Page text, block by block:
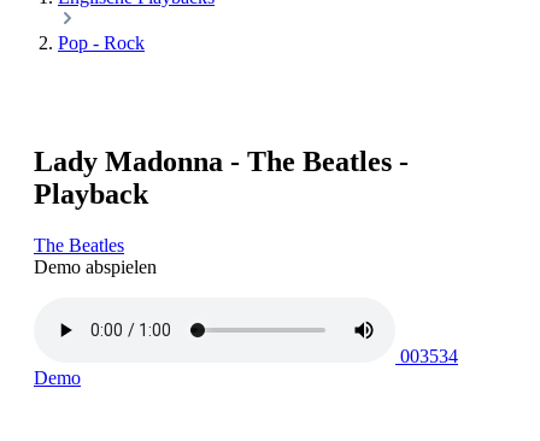
Pop - Rock
Lady Madonna - The Beatles -
Playback
The Beatles
Demo abspielen
003534
Demo